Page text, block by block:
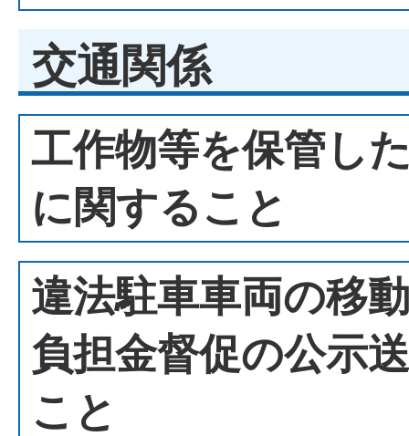
交通関係
工作物等を保管し
に関すること
違法駐車車両の移
負担金督促の公示
こと